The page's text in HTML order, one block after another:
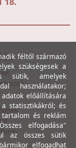
féltől származó
szükségesek a
sütik, amelyek
használatakor;
előállítására
statisztikákról; és
tartalom és reklám
elfogadása"
az összes sütik
elfogadhat